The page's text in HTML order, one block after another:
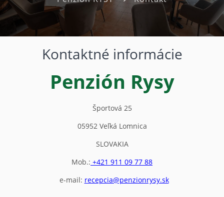
Kontaktné informácie
Penzión Rysy
Športová 25
05952 Veľká Lomnica
SLOVAKIA
Mob.: +421 911 09 77 88
e-mail: recepcia@penzionrysy.sk